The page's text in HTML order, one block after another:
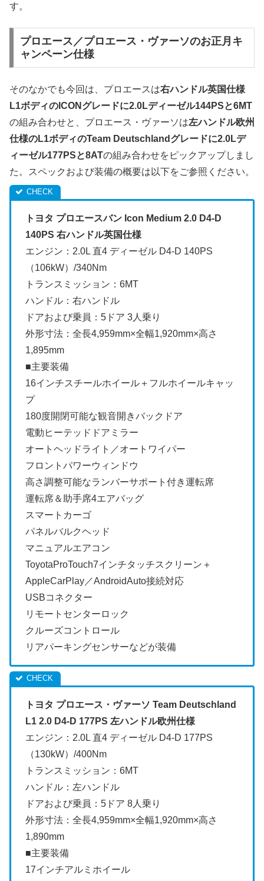
す。
プロエース／プロエース・ヴァーソのお正月キ
ャンペーン仕様
そのなかでも今回は、プロエースは右ハンドル英国仕様
L1ボディのICONグレードに2.0Lディーゼル144PSと6MT
の組み合わせと、プロエース・ヴァーソは左ハンドル欧州
仕様のL1ボディのTeam Deutschlandグレードに2.0Lデ
ィーゼル177PSと8ATの組み合わせをピックアップしまし
た。スペックおよび装備の概要は以下をご参照ください。
トヨタ プロエースバン Icon Medium 2.0 D4-D
140PS 右ハンドル英国仕様
エンジン：2.0L 直4 ディーゼル D4-D 140PS
（106kW）/340Nm
トランスミッション：6MT
ハンドル：右ハンドル
ドアおよび乗員：5ドア 3人乗り
外形寸法：全長4,959mm×全幅1,920mm×高さ
1,895mm
■主要装備
16インチスチールホイール＋フルホイールキャッ
プ
180度開閉可能な観音開きバックドア
電動ヒーテッドドアミラー
オートヘッドライト／オートワイパー
フロントパワーウィンドウ
高さ調整可能なランバーサポート付き運転席
運転席＆助手席4エアバッグ
スマートカーゴ
パネルバルクヘッド
マニュアルエアコン
ToyotaProTouch7インチタッチスクリーン＋
AppleCarPlay／AndroidAuto接続対応
USBコネクター
リモートセンターロック
クルーズコントロール
リアパーキングセンサーなどが装備
トヨタ プロエース・ヴァーソ Team Deutschland
L1 2.0 D4-D 177PS 左ハンドル欧州仕様
エンジン：2.0L 直4 ディーゼル D4-D 177PS
（130kW）/400Nm
トランスミッション：6MT
ハンドル：左ハンドル
ドアおよび乗員：5ドア 8人乗り
外形寸法：全長4,959mm×全幅1,920mm×高さ
1,890mm
■主要装備
17インチアルミホイール